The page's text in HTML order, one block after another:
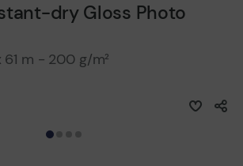
dry Gloss Photo
61 m - 200 g/m²